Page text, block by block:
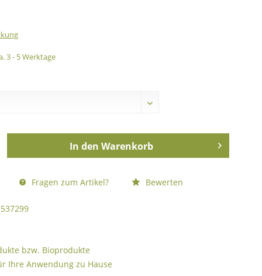
3 - 5 Werktage
In den Warenkorb
Fragen zum Artikel? Bewerten
537299
bzw. Bioprodukte
Ihre Anwendung zu Hause